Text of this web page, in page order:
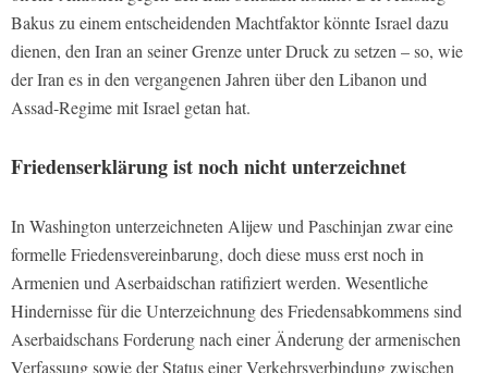
Bakus zu einem entscheidenden Machtfaktor könnte Israel dazu
dienen, den Iran an seiner Grenze unter Druck zu setzen – so, wie
der Iran es in den vergangenen Jahren über den Libanon und
Assad-Regime mit Israel getan hat.
Friedenserklärung ist noch nicht unterzeichnet
In Washington unterzeichneten Alijew und Paschinjan zwar eine
formelle Friedensvereinbarung, doch diese muss erst noch in
Armenien und Aserbaidschan ratifiziert werden. Wesentliche
Hindernisse für die Unterzeichnung des Friedensabkommens sind
Aserbaidschans Forderung nach einer Änderung der armenischen
Verfassung sowie der Status einer Verkehrsverbindung zwischen